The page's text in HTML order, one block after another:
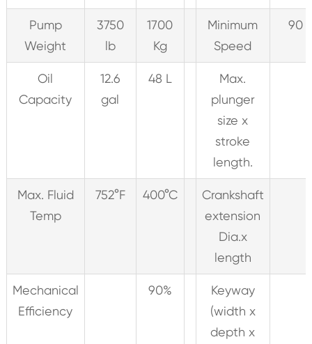
Pump
Weight
3750
lb
1700
Kg
Minimum
Speed
90
Oil
Capacity
12.6
gal
48 L
Max.
plunger
size x
stroke
length.
Max. Fluid
Temp
752°F 400°C
Crankshaft
extension
Dia.x
length
Mechanical
Efficiency
90%
Keyway
(width x
depth x